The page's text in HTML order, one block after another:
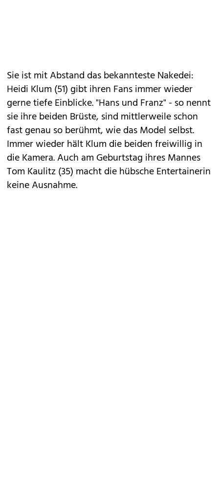
Sie ist mit Abstand das bekannteste Nakedei:
Heidi Klum (51) gibt ihren Fans immer wieder
gerne tiefe Einblicke. "Hans und Franz" - so nennt
sie ihre beiden Brüste, sind mittlerweile schon
fast genau so berühmt, wie das Model selbst.
Immer wieder hält Klum die beiden freiwillig in
die Kamera. Auch am Geburtstag ihres Mannes
Tom Kaulitz (35) macht die hübsche Entertainerin
keine Ausnahme.